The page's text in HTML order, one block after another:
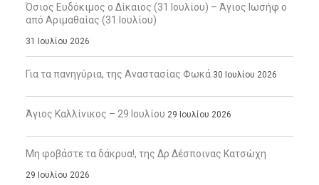
Όσιος Ευδόκιμος ο Δίκαιος (31 Ιουλίου) – Άγιος Ιωσήφ ο
από Αριμαθαίας (31 Ιουλίου)
31 Ιουλίου 2026
Για τα πανηγύρια, της Αναστασίας Φωκά 30 Ιουλίου 2026
Άγιος Καλλίνικος – 29 Ιουλίου 29 Ιουλίου 2026
Μη φοβάστε τα δάκρυα!, της Δρ Δέσποινας Κατσώχη
29 Ιουλίου 2026